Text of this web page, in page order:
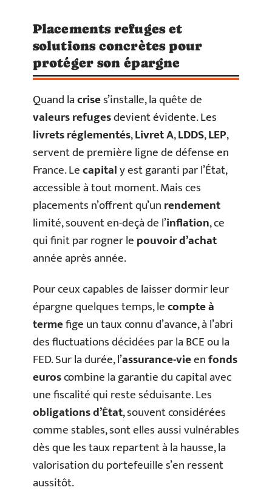
Placements refuges et
solutions concrètes pour
protéger son épargne
Quand lacrises’installe, la quête de
valeurs refugesdevient évidente. Les
livrets réglementés,Livret A,LDDS,LEP,
servent de première ligne de défense en
France. Lecapitaly est garanti par l’État,
accessible à tout moment. Mais ces
placements n’offrent qu’unrendement
limité, souvent en-deçà de l’inflation, ce
qui finit par rogner lepouvoir d’achat
année après année.
Pour ceux capables de laisser dormir leur
épargne quelques temps, lecompte à
termefige un taux connu d’avance, à l’abri
des fluctuations décidées par la BCE ou la
FED. Sur la durée, l’assurance-vieenfonds
euroscombine la garantie du capital avec
une fiscalité qui reste séduisante. Les
obligations d’État, souvent considérées
comme stables, sont elles aussi vulnérables
dès que les taux repartent à la hausse, la
valorisation du portefeuille s’en ressent
aussitôt.